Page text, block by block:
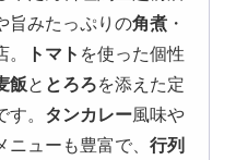
旨みたっぷりの角煮 ・
トマト を使った個性
飯と とろろを添えた定
。 タンカレー風味や
ューも豊富で、 行列